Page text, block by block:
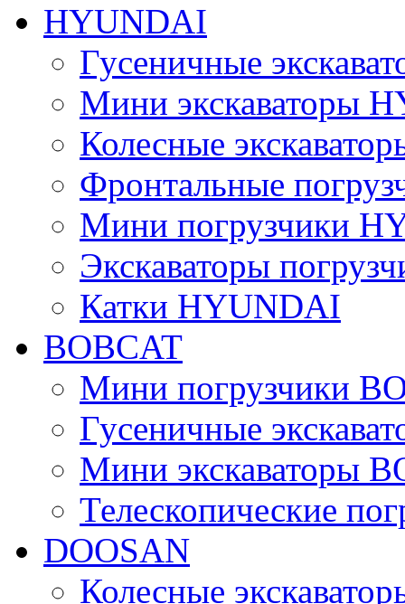
HYUNDAI
Гусеничные
Мини экскаваторы
Колесные
Фронтальные
Мини погрузчики
Экскаваторы
Катки HYUNDAI
BOBCAT
Мини погрузчики
Гусеничные
Мини экскаваторы
Телескопические
DOOSAN
Колесные